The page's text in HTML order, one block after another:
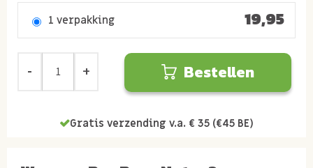
1 verpakking 19,95
Bestellen
Gratis verzending v.a. € 35 (€45 BE)